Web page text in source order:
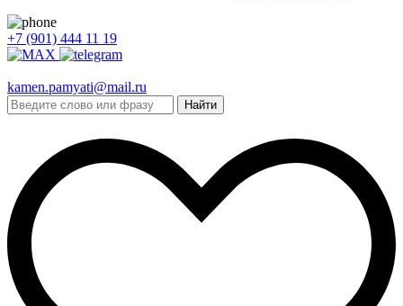
+7 (901) 444 11 19
kamen.pamyati@mail.ru